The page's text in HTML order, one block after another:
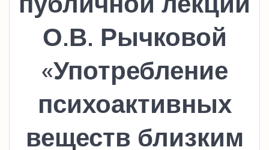
О.В. Рычковой
«Употребление
психоактивных
веществ близким